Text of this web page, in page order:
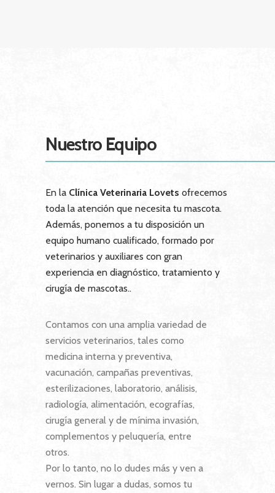
Nuestro Equipo
En la Clínica Veterinaria Lovets ofrecemos
toda la atención que necesita tu mascota.
Además, ponemos a tu disposición un
equipo humano cualificado, formado por
veterinarios y auxiliares con gran
experiencia en diagnóstico, tratamiento y
cirugía de mascotas..
Contamos con una amplia variedad de
servicios veterinarios, tales como
medicina interna y preventiva,
vacunación, campañas preventivas,
esterilizaciones, laboratorio, análisis,
radiología, alimentación, ecografías,
cirugía general y de mínima invasión,
complementos y peluquería, entre
otros.
Por lo tanto, no lo dudes más y ven a
vernos. Sin lugar a dudas, somos tu